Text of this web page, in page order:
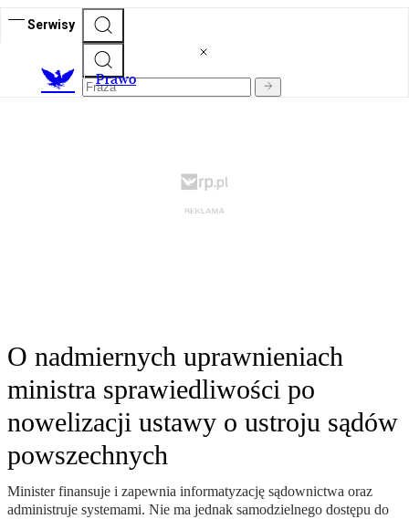
Serwisy
Prawo
O nadmiernych uprawnieniach
ministra sprawiedliwości po
nowelizacji ustawy o ustroju sądów
powszechnych
Minister finansuje i zapewnia informatyzację sądownictwa oraz
administruje systemami. Nie ma jednak samodzielnego dostępu do